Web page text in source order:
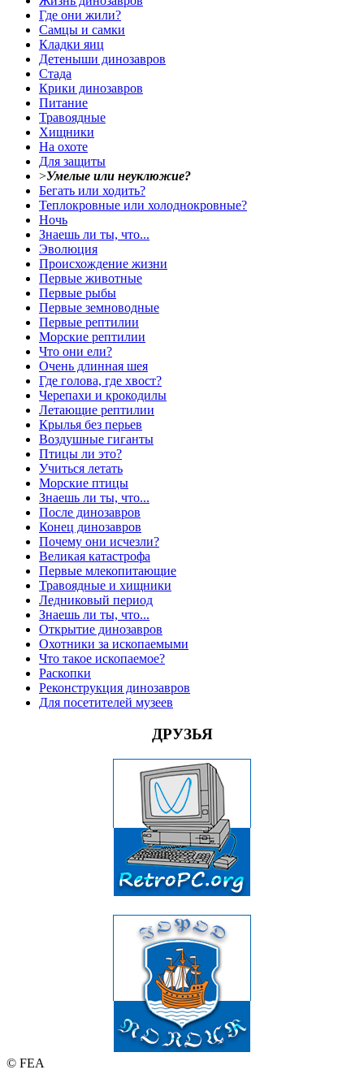
Где они жили?
Самцы и самки
Кладки яиц
Детеныши динозавров
Стада
Крики динозавров
Питание
Травоядные
Хищники
На охоте
Для защиты
>Умелые или неуклюжие?
Бегать или ходить?
Теплокровные или холоднокровные?
Ночь
Знаешь ли ты, что...
Эволюция
Происхождение жизни
Первые животные
Первые рыбы
Первые земноводные
Первые рептилии
Морские рептилии
Что они ели?
Очень длинная шея
Где голова, где хвост?
Черепахи и крокодилы
Летающие рептилии
Крылья без перьев
Воздушные гиганты
Птицы ли это?
Учиться летать
Морские птицы
Знаешь ли ты, что...
После динозавров
Конец динозавров
Почему они исчезли?
Великая катастрофа
Первые млекопитающие
Травоядные и хищники
Ледниковый период
Знаешь ли ты, что...
Открытие динозавров
Охотники за ископаемыми
Что такое ископаемое?
Раскопки
Реконструкция динозавров
Для посетителей музеев
ДРУЗЬЯ
© FEA